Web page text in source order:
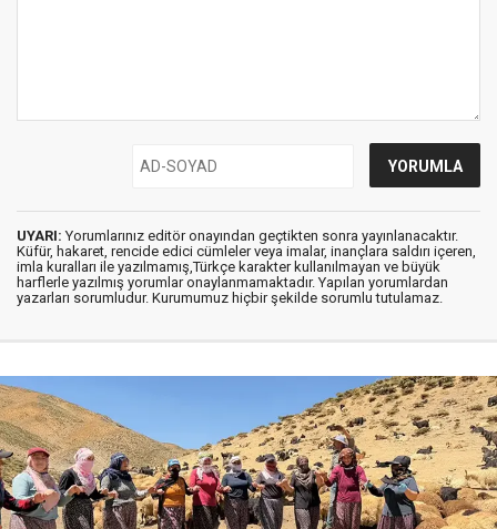
UYARI: Yorumlarınız editör onayından geçtikten sonra yayınlanacaktır.
Küfür, hakaret, rencide edici cümleler veya imalar, inançlara saldırı içeren,
imla kuralları ile yazılmamış,Türkçe karakter kullanılmayan ve büyük
harflerle yazılmış yorumlar onaylanmamaktadır. Yapılan yorumlardan
yazarları sorumludur. Kurumumuz hiçbir şekilde sorumlu tutulamaz.